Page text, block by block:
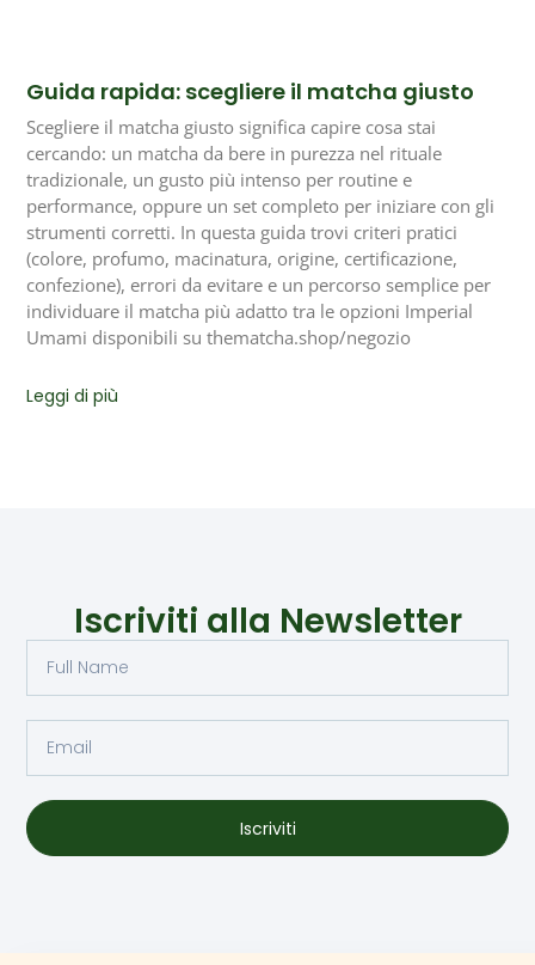
Guida rapida: scegliere il matcha giusto
Scegliere il matcha giusto significa capire cosa stai
cercando: un matcha da bere in purezza nel rituale
tradizionale, un gusto più intenso per routine e
performance, oppure un set completo per iniziare con gli
strumenti corretti. In questa guida trovi criteri pratici
(colore, profumo, macinatura, origine, certificazione,
confezione), errori da evitare e un percorso semplice per
individuare il matcha più adatto tra le opzioni Imperial
Umami disponibili su thematcha.shop/negozio
Leggi di più
Iscriviti alla Newsletter
Iscriviti